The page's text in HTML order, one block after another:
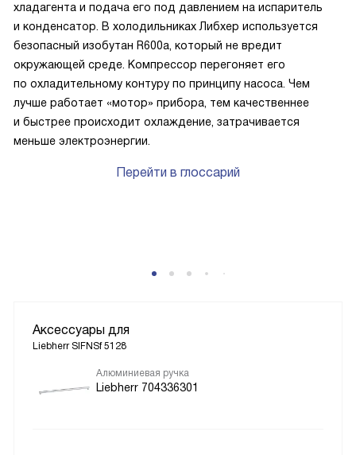
хладагента и подача его под давлением на испаритель
и конденсатор. В холодильниках Либхер используется
безопасный изобутан R600a, который не вредит
окружающей среде. Компрессор перегоняет его
по охладительному контуру по принципу насоса. Чем
лучше работает «мотор» прибора, тем качественнее
и быстрее происходит охлаждение, затрачивается
меньше электроэнергии.
Перейти в глоссарий
Аксессуары для
Liebherr SIFNSf 5128
Алюминиевая ручка
Liebherr 704336301